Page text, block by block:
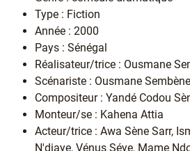
Type : Fiction
Année : 2000
Pays : Sénégal
Réalisateur/trice : Ousmane
Scénariste : Ousmane Sembène
Compositeur : Yandé Codou
Monteur/se : Kahena Attia
Acteur/trice : Awa Sène Sarr,
N'diaye, Vénus Séye, Mame